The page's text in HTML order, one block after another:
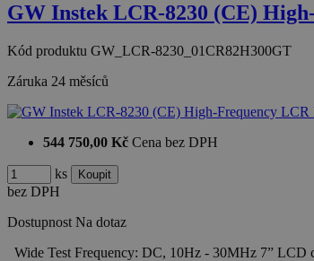
GW Instek LCR-8230 (CE)
Kód produktu GW_LCR-8230_01CR82H300GT
Záruka 24 měsíců
544 750,00 Kč Cena bez DPH
ks
bez DPH
Dostupnost Na dotaz
Wide Test Frequency: DC, 10Hz - 30MHz 7”